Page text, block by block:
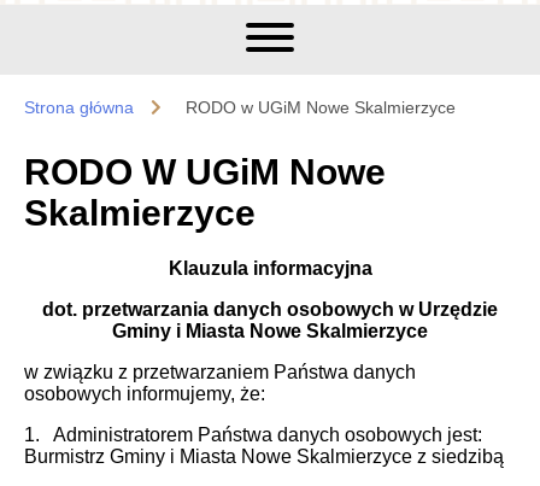
Strona główna RODO w UGiM Nowe Skalmierzyce
RODO W UGiM Nowe
Skalmierzyce
Klauzula informacyjna
dot. przetwarzania danych osobowych w Urzędzie
Gminy i Miasta Nowe Skalmierzyce
w związku z przetwarzaniem Państwa danych
osobowych informujemy, że:
1. Administratorem Państwa danych osobowych jest:
Burmistrz Gminy i Miasta Nowe Skalmierzyce z siedzibą